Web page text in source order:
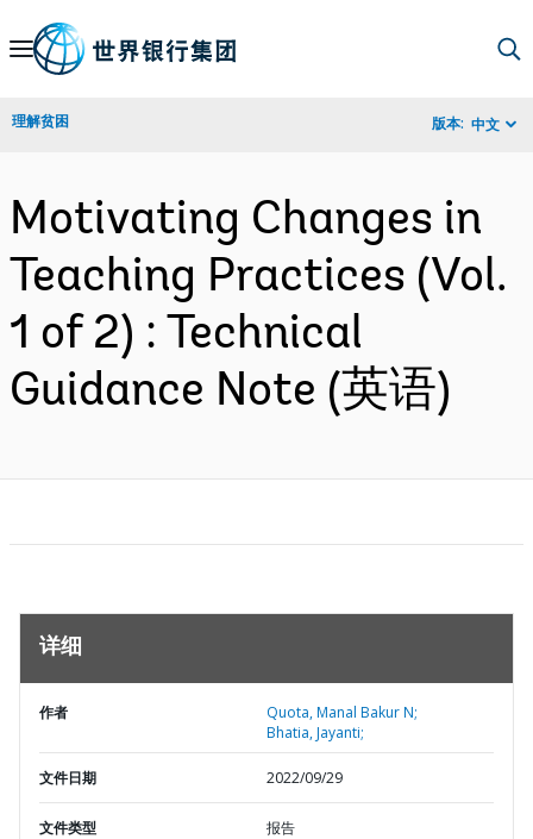
Skip
Navigation
理解贫困 版本: 中文
Motivating Changes in
Teaching Practices (Vol.
1 of 2) : Technical
Guidance Note (英语)
详细
作者
Quota, Manal Bakur N;
Bhatia, Jayanti;
文件日期 2022/09/29
文件类型 报告